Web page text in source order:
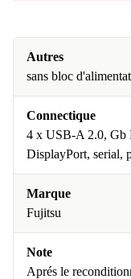
Autres
sans bloc
Connectique
4 x USB-A 2.0,
DisplayPort, serial,
Marque
Fujitsu
Note
Aprés le